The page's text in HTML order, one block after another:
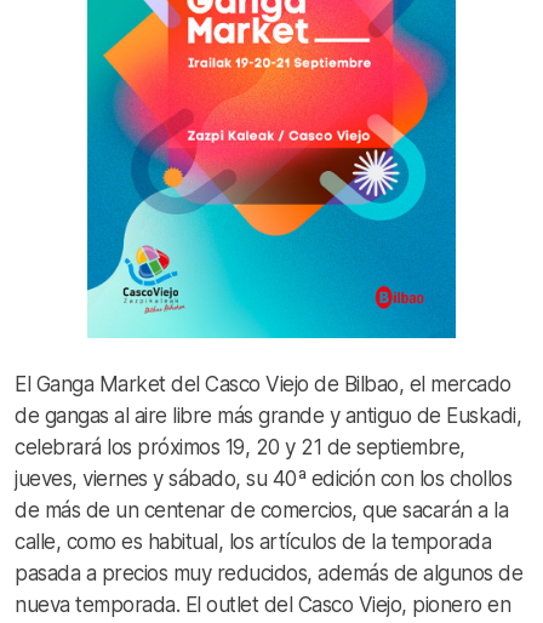
El Ganga Market del Casco Viejo de Bilbao, el mercado
de gangas al aire libre más grande y antiguo de Euskadi,
celebrará los próximos 19, 20 y 21 de septiembre,
jueves, viernes y sábado, su 40ª edición con los chollos
de más de un centenar de comercios, que sacarán a la
calle, como es habitual, los artículos de la temporada
pasada a precios muy reducidos, además de algunos de
nueva temporada. El outlet del Casco Viejo, pionero en